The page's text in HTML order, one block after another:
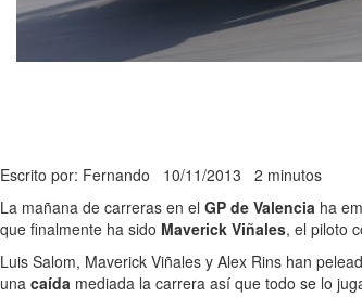
Escrito por: Fernando 10/11/2013 2 minutos
La mañana de carreras en el GP de Valencia ha
que finalmente ha sido Maverick Viñales, el piloto
Luis Salom, Maverick Viñales y Alex Rins han
una caída mediada la carrera así que todo se lo